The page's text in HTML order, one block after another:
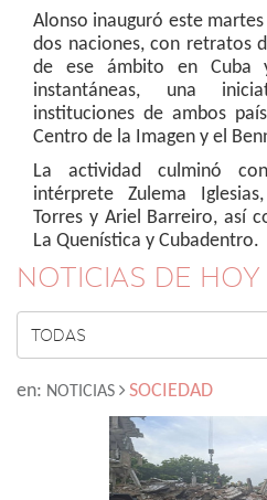
Alonso inauguró este
dos naciones, con retratos
de ese ámbito en Cuba
instantáneas, una
instituciones de ambos
Centro de la Imagen y el
La actividad culminó
intérprete Zulema
Torres y Ariel Barreiro, así
La Quenística y Cubadentro.
NOTICIAS DE HOY
TODAS
en: NOTICIAS SOCIEDAD